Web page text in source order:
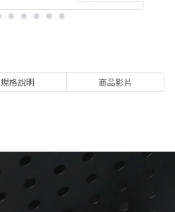
規格說明 商品影片